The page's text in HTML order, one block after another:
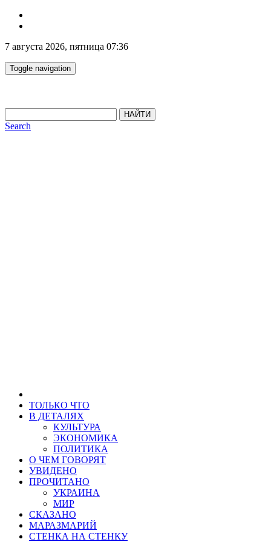
7 августа 2026, пятница 07:36
Toggle navigation
НАЙТИ
Search
ТОЛЬКО ЧТО
В ДЕТАЛЯХ
КУЛЬТУРА
ЭКОНОМИКА
ПОЛИТИКА
О ЧЕМ ГОВОРЯТ
УВИДЕНО
ПРОЧИТАНО
УКРАИНА
МИР
СКАЗАНО
МАРАЗМАРИЙ
СТЕНКА НА СТЕНКУ